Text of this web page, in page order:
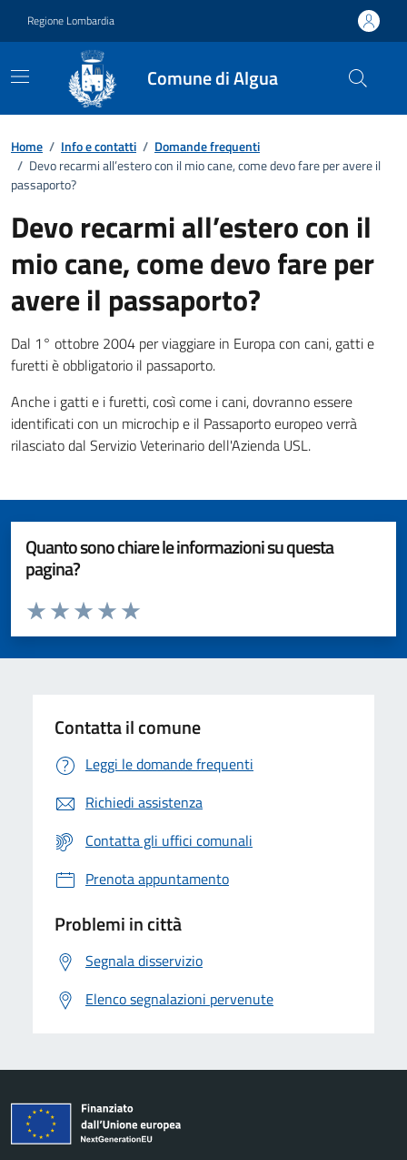
Regione Lombardia
Comune di Algua
Dettagli FAQ
Home / Info e contatti / Domande frequenti
/ Devo recarmi all’estero con il mio cane, come devo fare per avere il
passaporto?
Devo recarmi all’estero con il
mio cane, come devo fare per
avere il passaporto?
Dal 1° ottobre 2004 per viaggiare in Europa con cani, gatti e
furetti è obbligatorio il passaporto.
Anche i gatti e i furetti, così come i cani, dovranno essere
identificati con un microchip e il Passaporto europeo verrà
rilasciato dal Servizio Veterinario dell'Azienda USL.
Quanto sono chiare le informazioni su questa
pagina?
Valuta da 1 a 5 stelle la pagina
Valuta 5 stelle su 5
Valuta 4 stelle su 5
Valuta 3 stelle su 5
Valuta 2 stelle su 5
Valuta 1 stelle su 5
Contatta il comune
Leggi le domande frequenti
Richiedi assistenza
Contatta gli uffici comunali
Prenota appuntamento
Problemi in città
Segnala disservizio
Elenco segnalazioni pervenute